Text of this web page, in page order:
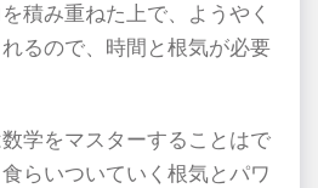
積み重ねた上で、ようやく
るので、時間と根気が必要
学をマスターすることはで
らいついていく根気とパワ